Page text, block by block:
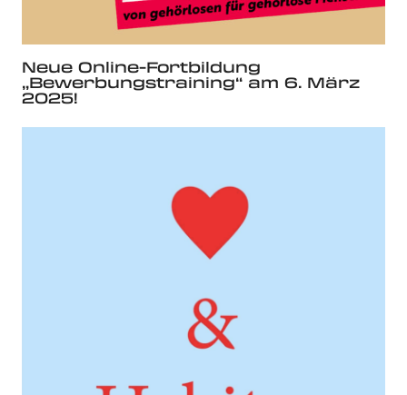
Neue Online-Fortbildung
„Bewerbungstraining“ am 6. März
2025!